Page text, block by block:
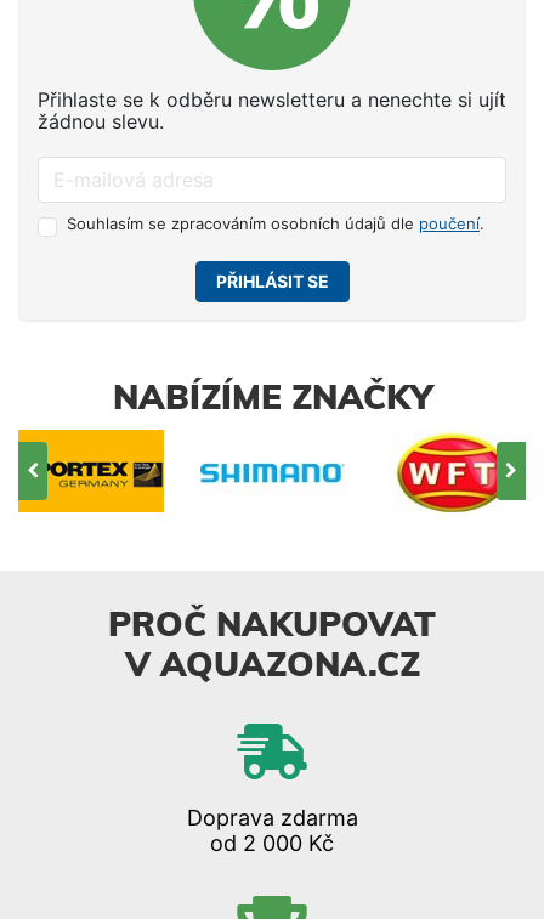
Přihlaste se k odběru newsletteru a nenechte si ujít
žádnou slevu.
Souhlasím se zpracováním osobních údajů dle poučení.
PŘIHLÁSIT SE
NABÍZÍME ZNAČKY
PROČ NAKUPOVAT
V AQUAZONA.CZ
Doprava zdarma
od 2 000 Kč